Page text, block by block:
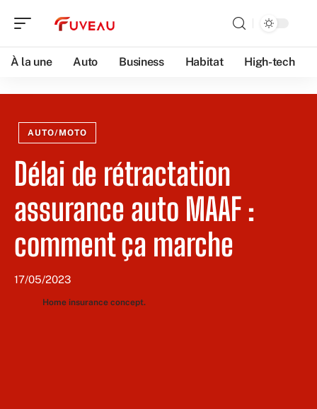
À la une Auto Business Habitat High-tech
AUTO/MOTO
Délai de rétractation
assurance auto MAAF :
comment ça marche
17/05/2023
Home insurance concept.